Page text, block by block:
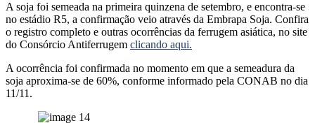
A soja foi semeada na primeira quinzena de setembro, e encontra-se
no estádio R5, a confirmação veio através da Embrapa Soja. Confira
o registro completo e outras ocorrências da ferrugem asiática, no site
do Consórcio Antiferrugem clicando aqui.
A ocorrência foi confirmada no momento em que a semeadura da
soja aproxima-se de 60%, conforme informado pela CONAB no dia
11/11.